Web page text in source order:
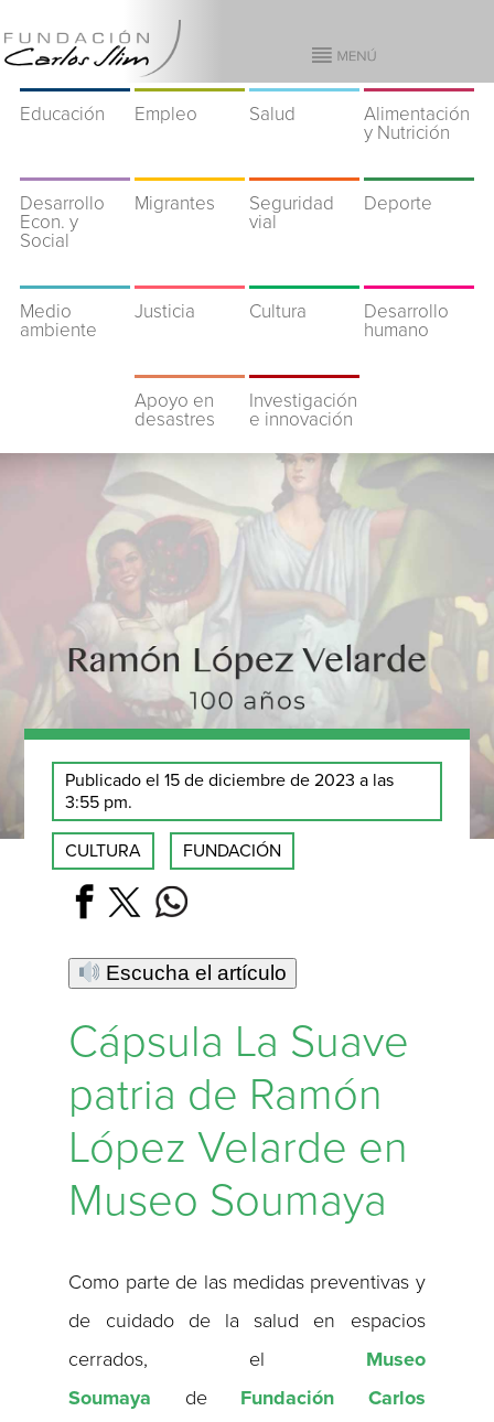
Educación Empleo Salud
Alimentación
y Nutrición
Desarrollo
Econ. y
Social
Migrantes
Seguridad
vial
Deporte
Medio
ambiente
Justicia Cultura
Desarrollo
humano
Apoyo en
desastres
Investigación
e innovación
Publicado el 15 de diciembre de 2023 a las
3:55 pm.
CULTURA FUNDACIÓN
Escucha el artículo
Cápsula La Suave
patria de Ramón
López Velarde en
Museo Soumaya
Como parte de las medidas preventivas y
de cuidado de la salud en espacios
cerrados, el Museo
Soumaya de Fundación Carlos